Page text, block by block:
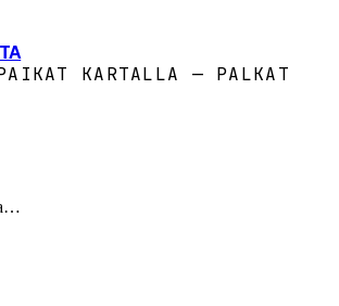
KARTALLA — PALKAT